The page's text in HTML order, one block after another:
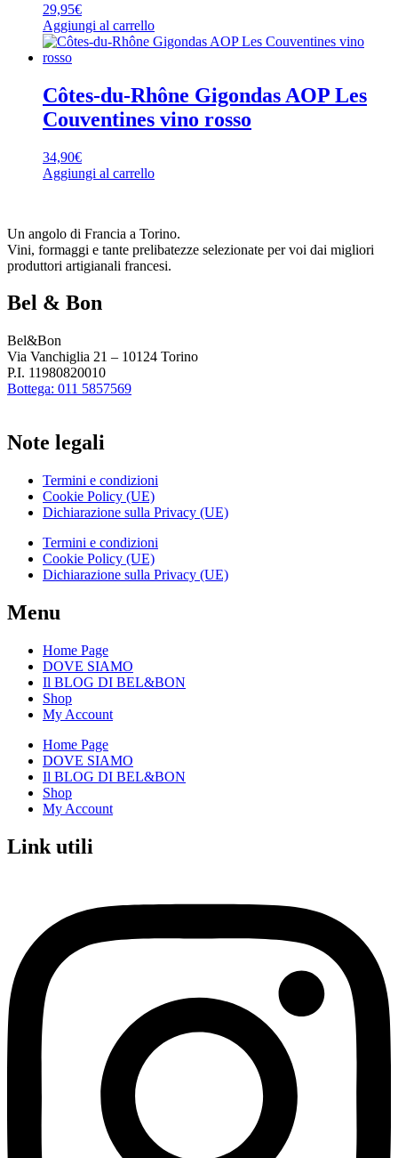
29,95€
Aggiungi al carrello
Côtes-du-Rhône Gigondas AOP Les
Couventines vino rosso
34,90€
Aggiungi al carrello
Un angolo di Francia a Torino.
Vini, formaggi e tante prelibatezze selezionate per voi dai migliori
produttori artigianali francesi.
Bel & Bon
Bel&Bon
Via Vanchiglia 21 – 10124 Torino
P.I. 11980820010
Bottega: 011 5857569
Note legali
Termini e condizioni
Cookie Policy (UE)
Dichiarazione sulla Privacy (UE)
Termini e condizioni
Cookie Policy (UE)
Dichiarazione sulla Privacy (UE)
Menu
Home Page
DOVE SIAMO
Il BLOG DI BEL&BON
Shop
My Account
Home Page
DOVE SIAMO
Il BLOG DI BEL&BON
Shop
My Account
Link utili